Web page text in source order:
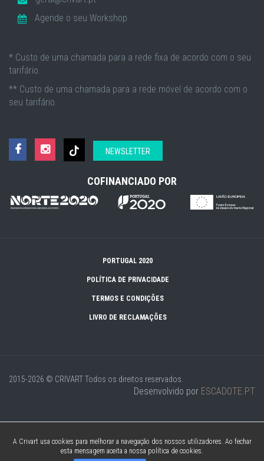
Agende o seu Workshop
* Custo de uma chamada para a rede fixa de acordo com o seu
tarifário.
** Custo de uma chamada para a rede móvel de acordo com o
seu tarifário.
NEWSLETTER
COFINANCIADO POR
PORTUGAL 2020
POLÍTICA DE PRIVACIDADE
TERMOS E CONDIÇÕES
LIVRO DE RECLAMAÇÕES
2015-2026 © CRIVARTTodos os direitos reservados.
Desenvolvido por ESCADOTE.PT
A Crivart usa cookies para melhorar a navegação dos nossos utilizadores. Ao fechar
esta mensagem aceita a nossa política de cookies.